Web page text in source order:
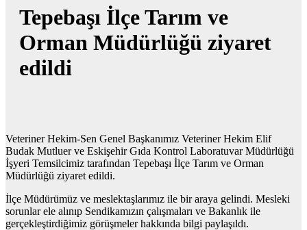
Tepebaşı İlçe Tarım ve
Orman Müdürlüğü ziyaret
edildi
Veteriner Hekim-Sen Genel Başkanımız Veteriner Hekim Elif
Budak Mutluer ve Eskişehir Gıda Kontrol Laboratuvar Müdürlüğü
İşyeri Temsilcimiz tarafından Tepebaşı İlçe Tarım ve Orman
Müdürlüğü ziyaret edildi.
İlçe Müdürümüz ve meslektaşlarımız ile bir araya gelindi. Mesleki
sorunlar ele alınıp Sendikamızın çalışmaları ve Bakanlık ile
gerçekleştirdiğimiz görüşmeler hakkında bilgi paylaşıldı.